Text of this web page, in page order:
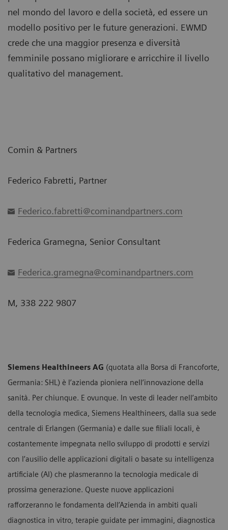
nel mondo del lavoro e della società, ed essere un
modello positivo per le future generazioni. EWMD
crede che una maggior presenza e diversità
femminile possano migliorare e arricchire il livello
qualitativo del management.
Comin & Partners
Federico Fabretti, Partner
Federico.fabretti@cominandpartners.com
Federica Gramegna, Senior Consultant
Federica.gramegna@cominandpartners.com
M, 338 222 9807
Siemens Healthineers AG (quotata alla Borsa di Francoforte,
Germania: SHL) è l’azienda pioniera nell’innovazione della
sanità. Per chiunque. E ovunque. In veste di leader nell’ambito
della tecnologia medica, Siemens Healthineers, dalla sua sede
centrale di Erlangen (Germania) e dalle sue filiali locali, è
costantemente impegnata nello sviluppo di prodotti e servizi
con l’ausilio delle applicazioni digitali o basate su intelligenza
artificiale (AI) che plasmeranno la tecnologia medicale di
prossima generazione. Queste nuove applicazioni
rafforzeranno le fondamenta dell’Azienda in ambiti quali
diagnostica in vitro, terapie guidate per immagini, diagnostica